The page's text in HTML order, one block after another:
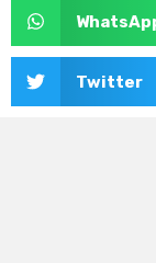
Twitter